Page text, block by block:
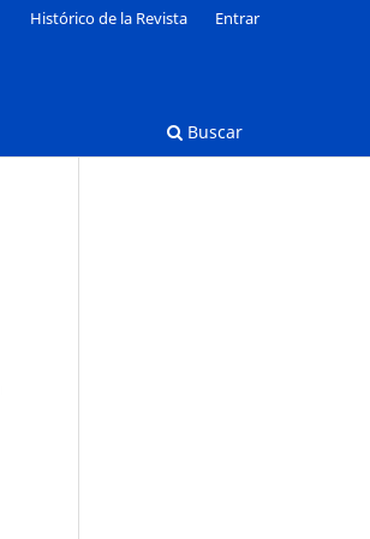
Buscar
Histórico de la Revista Entrar